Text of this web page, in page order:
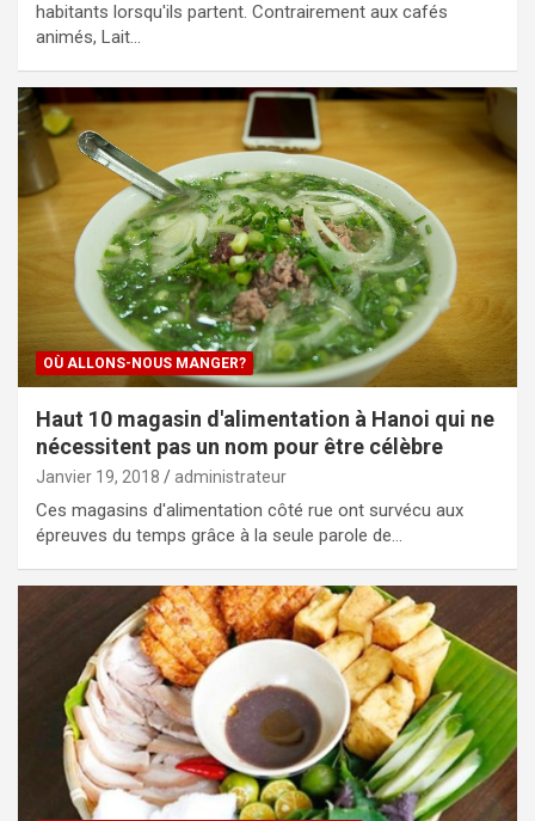
habitants lorsqu'ils partent. Contrairement aux cafés
animés, Lait…
OÙ ALLONS-NOUS MANGER?
Haut 10 magasin d'alimentation à Hanoi qui ne
nécessitent pas un nom pour être célèbre
Janvier 19, 2018 administrateur
Ces magasins d'alimentation côté rue ont survécu aux
épreuves du temps grâce à la seule parole de…